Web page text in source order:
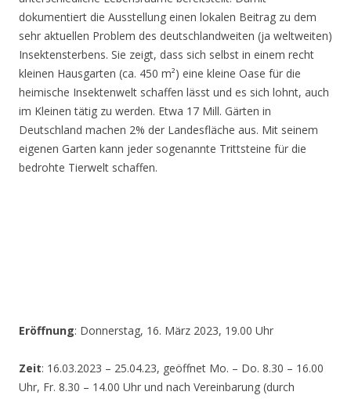
dokumentiert die Ausstellung einen lokalen Beitrag zu dem
sehr aktuellen Problem des deutschlandweiten (ja weltweiten)
Insektensterbens. Sie zeigt, dass sich selbst in einem recht
kleinen Hausgarten (ca. 450 m²) eine kleine Oase für die
heimische Insektenwelt schaffen lässt und es sich lohnt, auch
im Kleinen tätig zu werden. Etwa 17 Mill. Gärten in
Deutschland machen 2% der Landesfläche aus. Mit seinem
eigenen Garten kann jeder sogenannte Trittsteine für die
bedrohte Tierwelt schaffen.
Eröffnung: Donnerstag, 16. März 2023, 19.00 Uhr
Zeit: 16.03.2023 – 25.04.23, geöffnet Mo. – Do. 8.30 – 16.00
Uhr, Fr. 8.30 – 14.00 Uhr und nach Vereinbarung (durch